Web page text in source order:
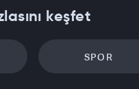
keşfet
SPOR